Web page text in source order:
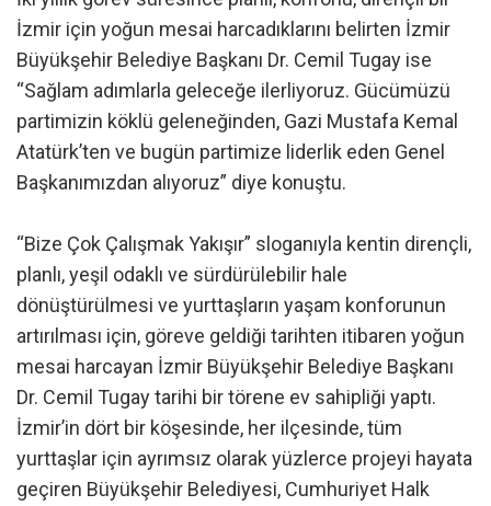
İzmir için yoğun mesai harcadıklarını belirten İzmir
Büyükşehir Belediye Başkanı Dr. Cemil Tugay ise
“Sağlam adımlarla geleceğe ilerliyoruz. Gücümüzü
partimizin köklü geleneğinden, Gazi Mustafa Kemal
Atatürk’ten ve bugün partimize liderlik eden Genel
Başkanımızdan alıyoruz” diye konuştu.
“Bize Çok Çalışmak Yakışır” sloganıyla kentin dirençli,
planlı, yeşil odaklı ve sürdürülebilir hale
dönüştürülmesi ve yurttaşların yaşam konforunun
artırılması için, göreve geldiği tarihten itibaren yoğun
mesai harcayan İzmir Büyükşehir Belediye Başkanı
Dr. Cemil Tugay tarihi bir törene ev sahipliği yaptı.
İzmir’in dört bir köşesinde, her ilçesinde, tüm
yurttaşlar için ayrımsız olarak yüzlerce projeyi hayata
geçiren Büyükşehir Belediyesi, Cumhuriyet Halk